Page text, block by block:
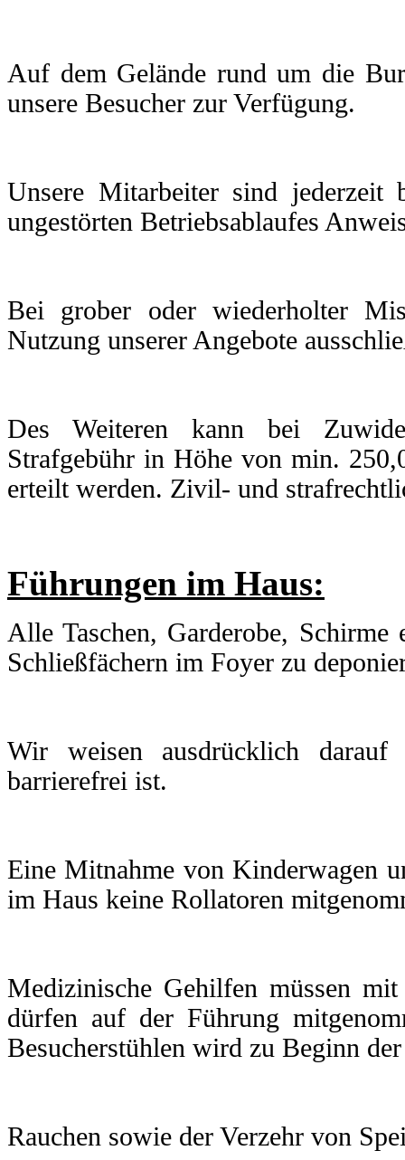
Auf dem Gelände rund um die
unsere Besucher zur Verfügung.
Unsere Mitarbeiter sind
ungestörten Betriebsablaufes
Bei grober oder wiederholter
Nutzung unserer Angebote
Des Weiteren kann bei
Strafgebühr in Höhe von min.
erteilt werden. Zivil- und
Führungen im Haus:
Alle Taschen, Garderobe,
Schließfächern im Foyer zu
Wir weisen ausdrücklich
barrierefrei ist.
Eine Mitnahme von Kinderwagen
im Haus keine Rollatoren
Medizinische Gehilfen müssen
dürfen auf der Führung
Besucherstühlen wird zu Beginn
Rauchen sowie der Verzehr von